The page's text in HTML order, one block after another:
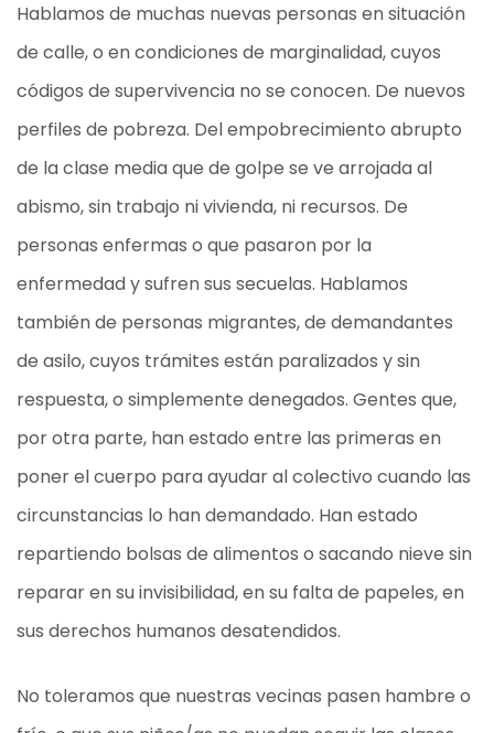
Hablamos de muchas nuevas personas en situación
de calle, o en condiciones de marginalidad, cuyos
códigos de supervivencia no se conocen. De nuevos
perfiles de pobreza. Del empobrecimiento abrupto
de la clase media que de golpe se ve arrojada al
abismo, sin trabajo ni vivienda, ni recursos. De
personas enfermas o que pasaron por la
enfermedad y sufren sus secuelas. Hablamos
también de personas migrantes, de demandantes
de asilo, cuyos trámites están paralizados y sin
respuesta, o simplemente denegados. Gentes que,
por otra parte, han estado entre las primeras en
poner el cuerpo para ayudar al colectivo cuando las
circunstancias lo han demandado. Han estado
repartiendo bolsas de alimentos o sacando nieve sin
reparar en su invisibilidad, en su falta de papeles, en
sus derechos humanos desatendidos.
No toleramos que nuestras vecinas pasen hambre o